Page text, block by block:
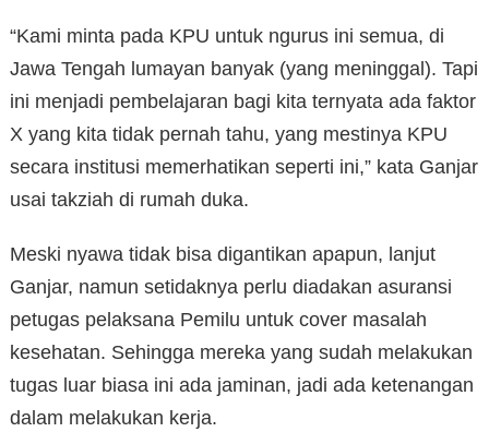
“Kami minta pada KPU untuk ngurus ini semua, di
Jawa Tengah lumayan banyak (yang meninggal). Tapi
ini menjadi pembelajaran bagi kita ternyata ada faktor
X yang kita tidak pernah tahu, yang mestinya KPU
secara institusi memerhatikan seperti ini,” kata Ganjar
usai takziah di rumah duka.
Meski nyawa tidak bisa digantikan apapun, lanjut
Ganjar, namun setidaknya perlu diadakan asuransi
petugas pelaksana Pemilu untuk cover masalah
kesehatan. Sehingga mereka yang sudah melakukan
tugas luar biasa ini ada jaminan, jadi ada ketenangan
dalam melakukan kerja.